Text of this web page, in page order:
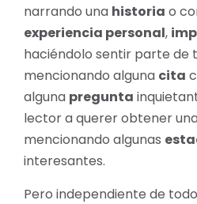
narrando una historia o
experiencia personal,
haciéndolo sentir parte de
mencionando alguna cita
alguna pregunta
lector a querer obtener
mencionando algunas
interesantes.
Pero independiente de